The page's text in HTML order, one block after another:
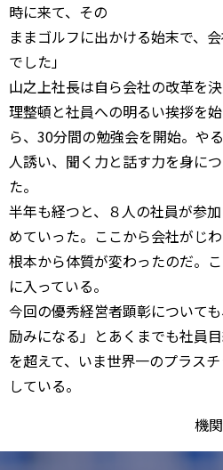
時に来て、その
ままゴルフに出かける始末で、
でした」
山之上社長は自ら会社の改革を
理整頓と社員への明るい挨拶を
ら、30分間の勉強会を開始。や
人誘い、聞く力と話す力を身に
た。
半年も経つと、８人の社員が参
めていった。ここから会社がじ
根本から体質が変わったのだ。
に入っている。
今回の優秀経営者顕彰について
励みになる」とあくまでも社員
を超えて、いま世界一のプラス
している。
機